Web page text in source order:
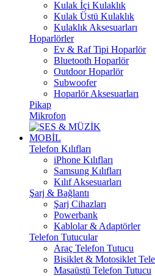
Kulak İçi Kulaklık
Kulak Üstü Kulaklık
Kulaklık Aksesuarları
Hoparlörler
Ev & Raf Tipi Hoparlör
Bluetooth Hoparlör
Outdoor Hoparlör
Subwoofer
Hoparlör Aksesuarları
Pikap
Mikrofon
MOBİL
Telefon Kılıfları
iPhone Kılıfları
Samsung Kılıfları
Kılıf Aksesuarları
Şarj & Bağlantı
Şarj Cihazları
Powerbank
Kablolar & Adaptörler
Telefon Tutucular
Araç Telefon Tutucu
Bisiklet & Motosiklet
Masaüstü Telefon Tutucu